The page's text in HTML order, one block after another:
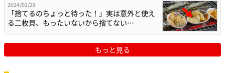
2024/02/29
「捨てるのちょっと待った！」実は意外と使え
る二枚貝、もったいないから捨てない…
もっと見る